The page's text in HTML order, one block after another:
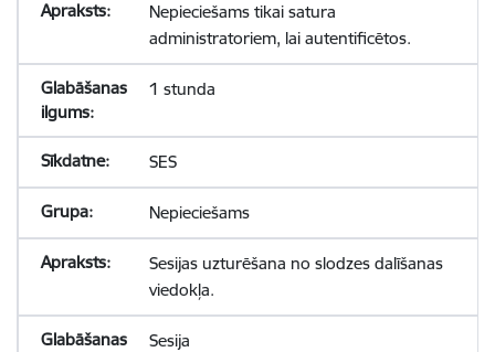
Nepieciešams tikai satura
administratoriem, lai autentificētos.
1 stunda
SES
Nepieciešams
Sesijas uzturēšana no slodzes dalīšanas
viedokļa.
Sesija